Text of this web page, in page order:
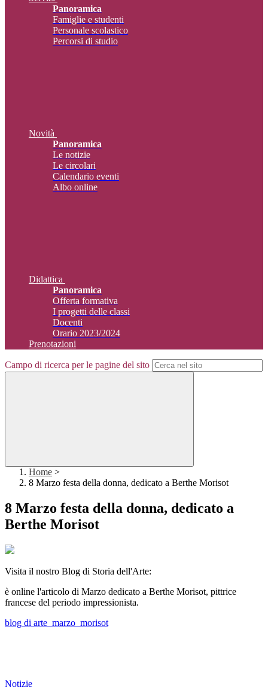
Panoramica
Famiglie e studenti
Personale scolastico
Percorsi di studio
Novità
Panoramica
Le notizie
Le circolari
Calendario eventi
Albo online
Didattica
Panoramica
Offerta formativa
I progetti delle classi
Docenti
Orario 2023/2024
Prenotazioni
Campo di ricerca per le pagine del sito
Home >
8 Marzo festa della donna, dedicato a Berthe Morisot
8 Marzo festa della donna, dedicato a
Berthe Morisot
Visita il nostro Blog di Storia dell'Arte:
è online l'articolo di Marzo dedicato a Berthe Morisot, pittrice
francese del periodo impressionista.
blog di arte_marzo_morisot
Notizie